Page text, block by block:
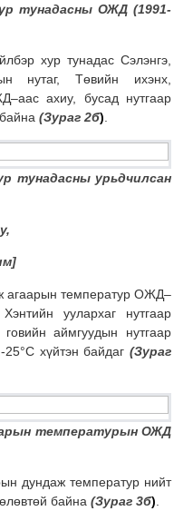
тунадасны ОЖД (1991-
хур тунадас Сэлэнгэ,
нутаг, Төвийн ихэнх,
ахиу, бусад нутгаар
(Зураг 2б)
тунадасны урьдчилсан
агаарын температур ОЖД–
уулархаг нутгаар
аймгуудын нутгаар
хүйтэн байдаг (Зураг
температурын ОЖД
дундаж температур нийт
байна (Зураг 3б).